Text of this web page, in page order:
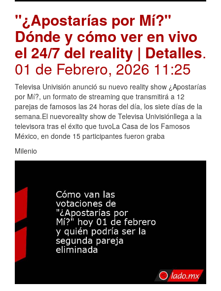
"¿Apostarías por Mí?"
Dónde y cómo ver en vivo
el 24/7 del reality | Detalles.
01 de Febrero, 2026 11:25
Televisa Univisión anunció su nuevo reality show ¿Apostarías
por Mí?, un formato de streaming que transmitirá a 12
parejas de famosos las 24 horas del día, los siete días de la
semana.El nuevoreality show de Televisa Univisiónllega a la
televisora tras el éxito que tuvoLa Casa de los Famosos
México, en donde 15 participantes fueron graba
Milenio